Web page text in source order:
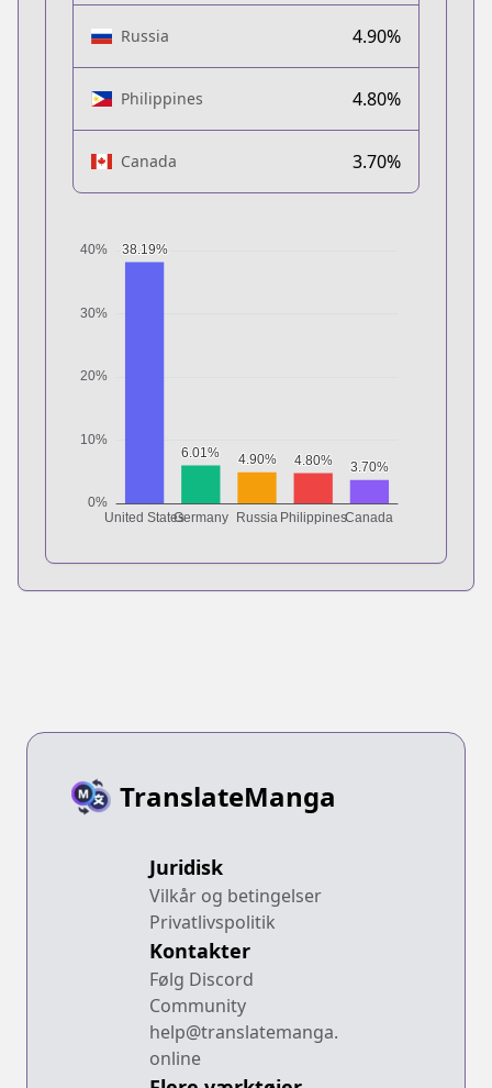
Russia 4.90%
Philippines 4.80%
Canada 3.70%
TranslateManga
Juridisk
Vilkår og betingelser
Privatlivspolitik
Kontakter
Følg Discord
Community
help@translatemanga.
online